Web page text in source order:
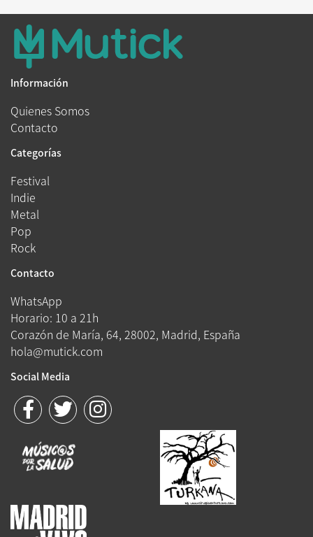
Información
Quienes Somos
Contacto
Categorías
Festival
Indie
Metal
Pop
Rock
Contacto
WhatsApp
Horario: 10 a 21h
Corazón de María, 64, 28002, Madrid, España
hola@mutick.com
Social Media